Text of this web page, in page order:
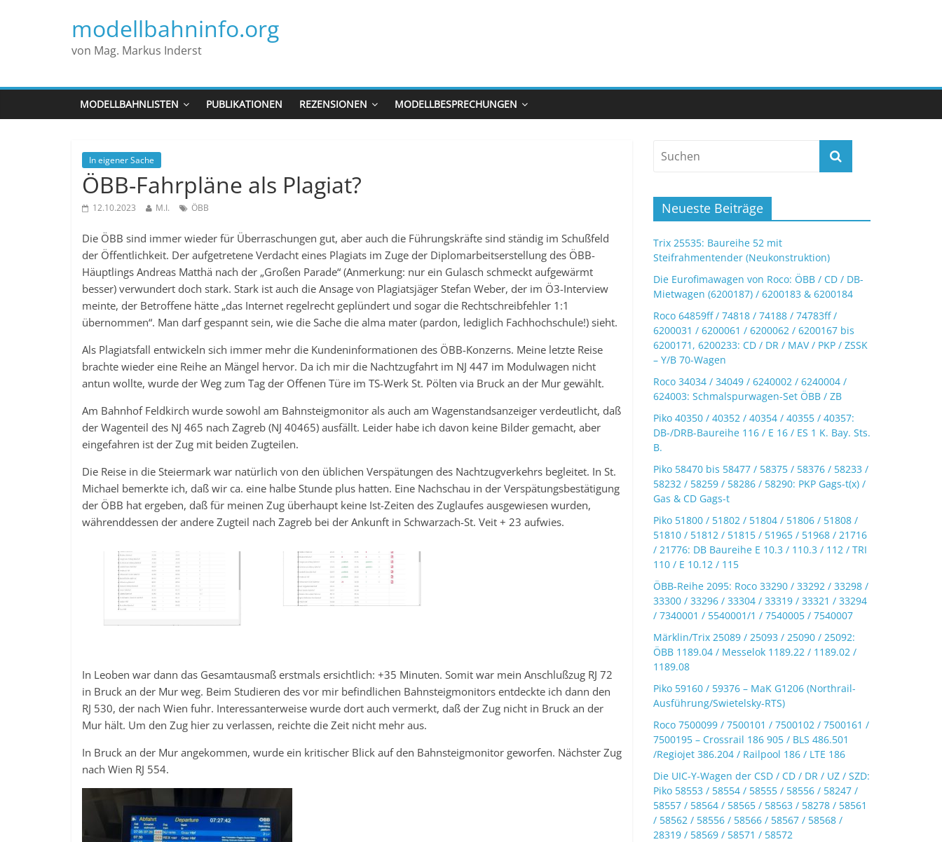
modellbahninfo.org
von Mag. Markus Inderst
MODELLBAHNLISTEN PUBLIKATIONEN REZENSIONEN MODELLBESPRECHUNGEN
In eigener Sache
ÖBB-Fahrpläne als Plagiat?
12.10.2023 M.I. ÖBB
Die ÖBB sind immer wieder für Überraschungen gut, aber auch die Führungskräfte sind ständig im Schußfeld
der Öffentlichkeit. Der aufgetretene Verdacht eines Plagiats im Zuge der Diplomarbeitserstellung des ÖBB-
Häuptlings Andreas Matthä nach der „Großen Parade“ (Anmerkung: nur ein Gulasch schmeckt aufgewärmt
besser) verwundert doch stark. Stark ist auch die Ansage von Plagiatsjäger Stefan Weber, der im Ö3-Interview
meinte, der Betroffene hätte „das Internet regelrecht geplündert und sogar die Rechtschreibfehler 1:1
übernommen“. Man darf gespannt sein, wie die Sache die alma mater (pardon, lediglich Fachhochschule!) sieht.
Als Plagiatsfall entwickeln sich immer mehr die Kundeninformationen des ÖBB-Konzerns. Meine letzte Reise
brachte wieder eine Reihe an Mängel hervor. Da ich mir die Nachtzugfahrt im NJ 447 im Modulwagen nicht
antun wollte, wurde der Weg zum Tag der Offenen Türe im TS-Werk St. Pölten via Bruck an der Mur gewählt.
Am Bahnhof Feldkirch wurde sowohl am Bahnsteigmonitor als auch am Wagenstandsanzeiger verdeutlicht, daß
der Wagenteil des NJ 465 nach Zagreb (NJ 40465) ausfällt. Leider habe ich davon keine Bilder gemacht, aber
eingefahren ist der Zug mit beiden Zugteilen.
Die Reise in die Steiermark war natürlich von den üblichen Verspätungen des Nachtzugverkehrs begleitet. In St.
Michael bemerkte ich, daß wir ca. eine halbe Stunde plus hatten. Eine Nachschau in der Verspätungsbestätigung
der ÖBB hat ergeben, daß für meinen Zug überhaupt keine Ist-Zeiten des Zuglaufes ausgewiesen wurden,
währenddessen der andere Zugteil nach Zagreb bei der Ankunft in Schwarzach-St. Veit + 23 aufwies.
In Leoben war dann das Gesamtausmaß erstmals ersichtlich: +35 Minuten. Somit war mein Anschlußzug RJ 72
in Bruck an der Mur weg. Beim Studieren des vor mir befindlichen Bahnsteigmonitors entdeckte ich dann den
RJ 530, der nach Wien fuhr. Interessanterweise wurde dort auch vermerkt, daß der Zug nicht in Bruck an der
Mur hält. Um den Zug hier zu verlassen, reichte die Zeit nicht mehr aus.
In Bruck an der Mur angekommen, wurde ein kritischer Blick auf den Bahnsteigmonitor geworfen. Nächster Zug
nach Wien RJ 554.
Neueste Beiträge
Trix 25535: Baureihe 52 mit
Steifrahmentender (Neukonstruktion)
Die Eurofimawagen von Roco: ÖBB / CD / DB-
Mietwagen (6200187) / 6200183 & 6200184
Roco 64859ff / 74818 / 74188 / 74783ff /
6200031 / 6200061 / 6200062 / 6200167 bis
6200171, 6200233: CD / DR / MAV / PKP / ZSSK
– Y/B 70-Wagen
Roco 34034 / 34049 / 6240002 / 6240004 /
624003: Schmalspurwagen-Set ÖBB / ZB
Piko 40350 / 40352 / 40354 / 40355 / 40357:
DB-/DRB-Baureihe 116 / E 16 / ES 1 K. Bay. Sts.
B.
Piko 58470 bis 58477 / 58375 / 58376 / 58233 /
58232 / 58259 / 58286 / 58290: PKP Gags-t(x) /
Gas & CD Gags-t
Piko 51800 / 51802 / 51804 / 51806 / 51808 /
51810 / 51812 / 51815 / 51965 / 51968 / 21716
/ 21776: DB Baureihe E 10.3 / 110.3 / 112 / TRI
110 / E 10.12 / 115
ÖBB-Reihe 2095: Roco 33290 / 33292 / 33298 /
33300 / 33296 / 33304 / 33319 / 33321 / 33294
/ 7340001 / 5540001/1 / 7540005 / 7540007
Märklin/Trix 25089 / 25093 / 25090 / 25092:
ÖBB 1189.04 / Messelok 1189.22 / 1189.02 /
1189.08
Piko 59160 / 59376 – MaK G1206 (Northrail-
Ausführung/Swietelsky-RTS)
Roco 7500099 / 7500101 / 7500102 / 7500161 /
7500195 – Crossrail 186 905 / BLS 486.501
/Regiojet 386.204 / Railpool 186 / LTE 186
Die UIC-Y-Wagen der CSD / CD / DR / UZ / SZD:
Piko 58553 / 58554 / 58555 / 58556 / 58247 /
58557 / 58564 / 58565 / 58563 / 58278 / 58561
/ 58562 / 58556 / 58566 / 58567 / 58568 /
28319 / 58569 / 58571 / 58572